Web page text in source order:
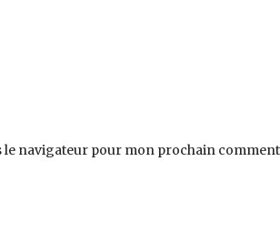
navigateur pour mon prochain